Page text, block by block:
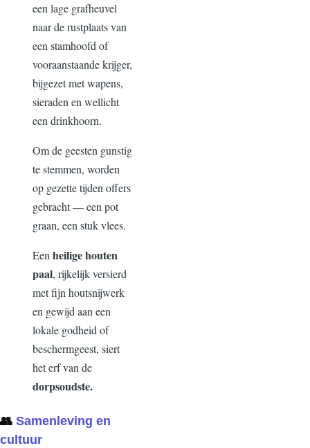
een lage grafheuvel
naar de rustplaats van
een stamhoofd of
vooraanstaande krijger,
bijgezet met wapens,
sieraden en wellicht
een drinkhoorn.
Om de geesten gunstig
te stemmen, worden
op gezette tijden offers
gebracht — een pot
graan, een stuk vlees.
Eenheilige houten
paal, rijkelijk versierd
met fijn houtsnijwerk
en gewijd aan een
lokale godheid of
beschermgeest, siert
het erf van de
dorpsoudste.
👥 Samenleving en
cultuur